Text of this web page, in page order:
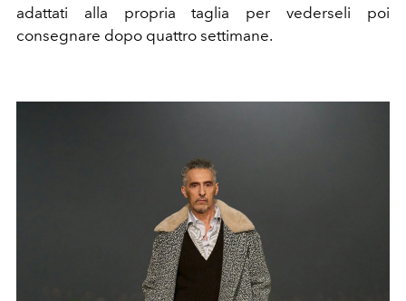
adattati alla propria taglia per vederseli poi
consegnare dopo quattro settimane.